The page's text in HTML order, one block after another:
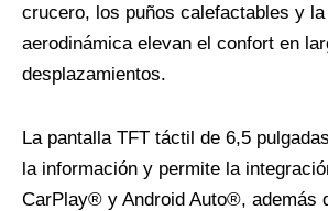
crucero, los puños calefactables y
aerodinámica elevan el confort en
desplazamientos.
La pantalla TFT táctil de 6,5
la información y permite la
CarPlay® y Android Auto®, además